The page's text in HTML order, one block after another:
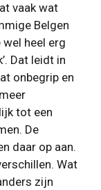
vaak wat
Belgen
heel erg
Dat leidt in
onbegrip en
tot een
De
daar op aan.
Wat
zijn